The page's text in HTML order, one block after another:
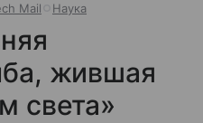
Mail Наука
жившая
света»